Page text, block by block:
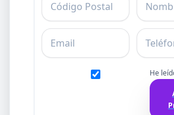
Email Teléfono
He